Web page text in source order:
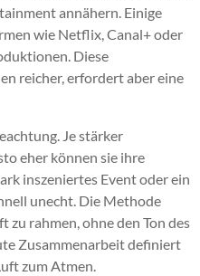
annähern. Einige
wie Netflix, Canal+ oder
Diese
reicher, erfordert aber eine
Je stärker
eher können sie ihre
inszeniertes Event oder ein
unecht. Die Methode
zu rahmen, ohne den Ton des
Zusammenarbeit definiert
zum Atmen.